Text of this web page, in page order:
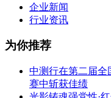
企业新闻
行业资讯
为你推荐
中测行在第二届全
赛中斩获佳绩